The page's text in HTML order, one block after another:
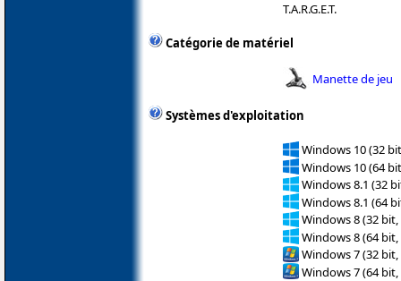
T.A.R.G.E.T.
Catégorie de matériel
Manette de jeu
Systèmes d'exploitation
Windows 10 (32
Windows 10 (64
Windows 8.1 (32
Windows 8.1 (64
Windows 8 (32 bit,
Windows 8 (64 bit,
Windows 7 (32 bit,
Windows 7 (64 bit,